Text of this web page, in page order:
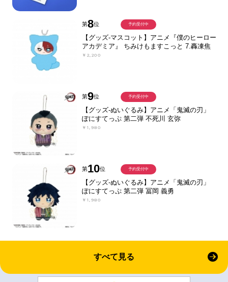
第8位
【グッズ-マスコット】アニメ『僕のヒーロー
アカデミア』 ちみけもますこっと 7.轟凍焦
￥2,200
予約受付中
第9位
【グッズ-ぬいぐるみ】アニメ「鬼滅の刃」
ぽにすてっぷ 第二弾 不死川 玄弥
￥1,980
予約受付中
第10位
【グッズ-ぬいぐるみ】アニメ「鬼滅の刃」
ぽにすてっぷ 第二弾 冨岡 義勇
￥1,980
予約受付中
すべて見る